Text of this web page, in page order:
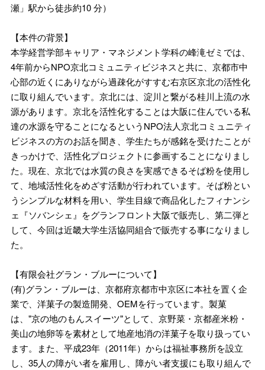
瀬」駅から徒歩約10 分）
【本件の背景】
本学経営学部キャリア・マネジメント学科の峰滝ゼミでは、
4年前からNPO京北コミュニティビジネスと共に、京都市中
心部の近くにありながら過疎化がすすむ右京区京北の活性化
に取り組んでいます。京北には、淀川と繋がる桂川上流の水
源があります。京北を活性化することは大阪に住んでいる私
達の水源を守ることになるというNPO法人京北コミュニティ
ビジネスの方のお話を聞き、学生たちが感銘を受けたことが
きっかけで、活性化プロジェクトに参画することになりまし
た。現在、京北では水質の良さを実感できるそば粉を使用し
て、地域活性化をめざす活動が行われています。そば粉とい
うシンプルな材料を用い、学生目線で商品化したフィナンシ
ェ『ソバンシェ』をグランフロント大阪で販売し、第二弾と
して、今回は近畿大学生活協同組合で販売する事になりまし
た。
【有限会社グラン・ブルーについて】
(有)グラン・ブルーは、京都府京都市中京区に本社を置く企
業で、洋菓子の製造開発、OEMを行っています。製菓
は、"京の地のもんスイーツ"として、京野菜・京都産米粉・
美山の地卵等を素材として地産地消の洋菓子を取り扱ってい
ます。また、平成23年（2011年）からは福祉事務所を設立
し、35人の障がい者を雇用し、障がい者支援にも取り組んで